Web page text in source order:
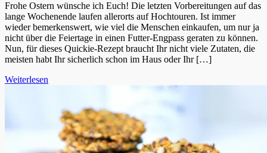
Frohe Ostern wünsche ich Euch! Die letzten Vorbereitungen auf das
lange Wochenende laufen allerorts auf Hochtouren. Ist immer
wieder bemerkenswert, wie viel die Menschen einkaufen, um nur ja
nicht über die Feiertage in einen Futter-Engpass geraten zu können.
Nun, für dieses Quickie-Rezept braucht Ihr nicht viele Zutaten, die
meisten habt Ihr sicherlich schon im Haus oder Ihr […]
Weiterlesen